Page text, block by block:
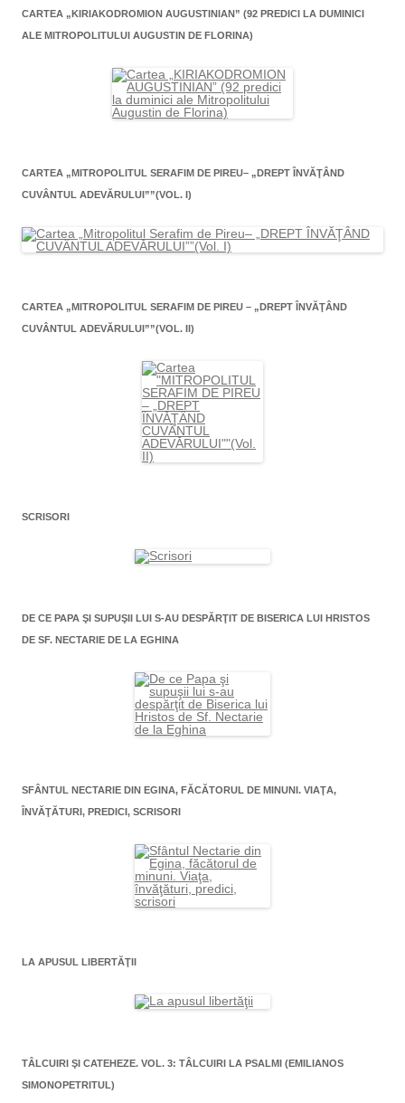
CARTEA „KIRIAKODROMION AUGUSTINIAN” (92 PREDICI LA DUMINICI
ALE MITROPOLITULUI AUGUSTIN DE FLORINA)
CARTEA „MITROPOLITUL SERAFIM DE PIREU– „DREPT ÎNVĂŢÂND
CUVÂNTUL ADEVĂRULUI””(VOL. I)
CARTEA „MITROPOLITUL SERAFIM DE PIREU – „DREPT ÎNVĂŢÂND
CUVÂNTUL ADEVĂRULUI””(VOL. II)
SCRISORI
DE CE PAPA ŞI SUPUŞII LUI S-AU DESPĂRŢIT DE BISERICA LUI HRISTOS
DE SF. NECTARIE DE LA EGHINA
SFÂNTUL NECTARIE DIN EGINA, FĂCĂTORUL DE MINUNI. VIAŢA,
ÎNVĂŢĂTURI, PREDICI, SCRISORI
LA APUSUL LIBERTĂŢII
TÂLCUIRI ŞI CATEHEZE. VOL. 3: TÂLCUIRI LA PSALMI (EMILIANOS
SIMONOPETRITUL)